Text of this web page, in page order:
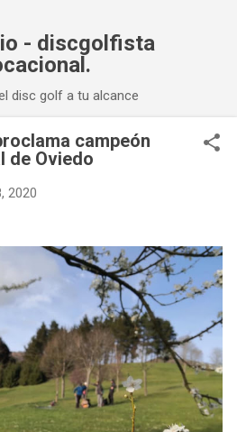
- discgolfista
disc golf a tu alcance
campeón
de Oviedo
2020